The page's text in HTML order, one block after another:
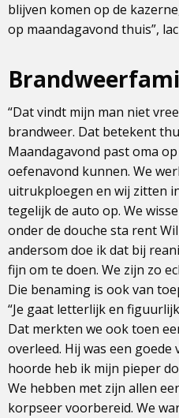
blijven komen op de
op maandagavond thuis”,
“Dat vindt mijn man niet
brandweer. Dat betekent
Maandagavond past oma
oefenavond kunnen. We
uitrukploegen en wij zitten
tegelijk de auto op. We
onder de douche sta rent
andersom doe ik dat bij
fijn om te doen. We zijn zo
Die benaming is ook van
“Je gaat letterlijk en
Dat merkten we ook toen
overleed. Hij was een
hoorde heb ik mijn pieper
We hebben met zijn allen
korpseer voorbereid. We